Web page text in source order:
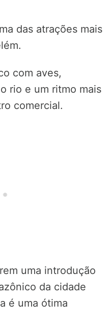
das atrações mais
com aves,
rio e um ritmo mais
comercial.
uma introdução
da cidade
é uma ótima